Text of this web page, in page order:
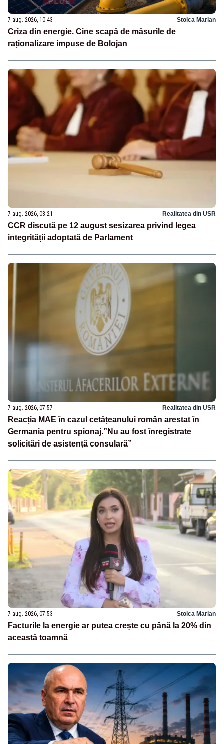
7 aug. 2026, 10:43 Stoica Marian
Criza din energie. Cine scapă de măsurile de
raționalizare impuse de Bolojan
7 aug. 2026, 08:21 Realitatea din USR
CCR discută pe 12 august sesizarea privind legea
integrității adoptată de Parlament
7 aug. 2026, 07:57 Realitatea din USR
Reacția MAE în cazul cetățeanului român arestat în
Germania pentru spionaj.”Nu au fost înregistrate
solicitări de asistenţă consulară”
7 aug. 2026, 07:53 Stoica Marian
Facturile la energie ar putea crește cu până la 20% din
această toamnă